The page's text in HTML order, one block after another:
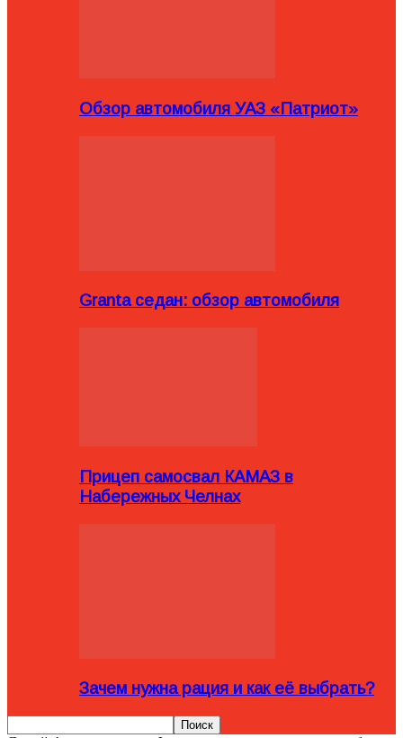
Обзор автомобиля УАЗ «Патриот»
Granta седан: обзор автомобиля
Прицеп самосвал КАМАЗ в
Набережных Челнах
Зачем нужна рация и как её выбрать?